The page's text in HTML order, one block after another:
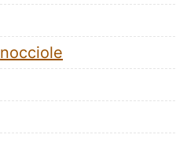
nocciole